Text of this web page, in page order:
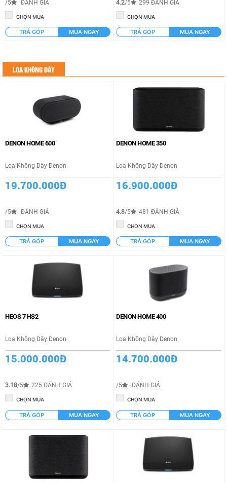
/5 ĐÁNH GIÁ
CHỌN MUA
TRẢ GÓP MUA NGAY
4.2/5 299 ĐÁNH GIÁ
CHỌN MUA
TRẢ GÓP MUA NGAY
LOA KHÔNG DÂY
DENON HOME 600
Loa Không Dây Denon
19.700.000Đ
/5 ĐÁNH GIÁ
CHỌN MUA
TRẢ GÓP MUA NGAY
DENON HOME 350
Loa Không Dây Denon
16.900.000Đ
4.8/5 481 ĐÁNH GIÁ
CHỌN MUA
TRẢ GÓP MUA NGAY
HEOS 7 HS2
Loa Không Dây Denon
15.000.000Đ
3.18/5 225 ĐÁNH GIÁ
CHỌN MUA
TRẢ GÓP MUA NGAY
DENON HOME 400
Loa Không Dây Denon
14.700.000Đ
/5 ĐÁNH GIÁ
CHỌN MUA
TRẢ GÓP MUA NGAY